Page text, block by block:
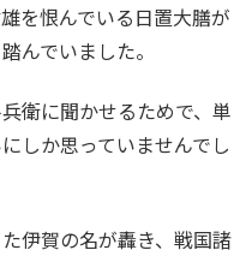
を恨んでいる日置大膳が
んでいました。
衛に聞かせるためで、単
しか思っていませんでし
伊賀の名が轟き、戦国諸